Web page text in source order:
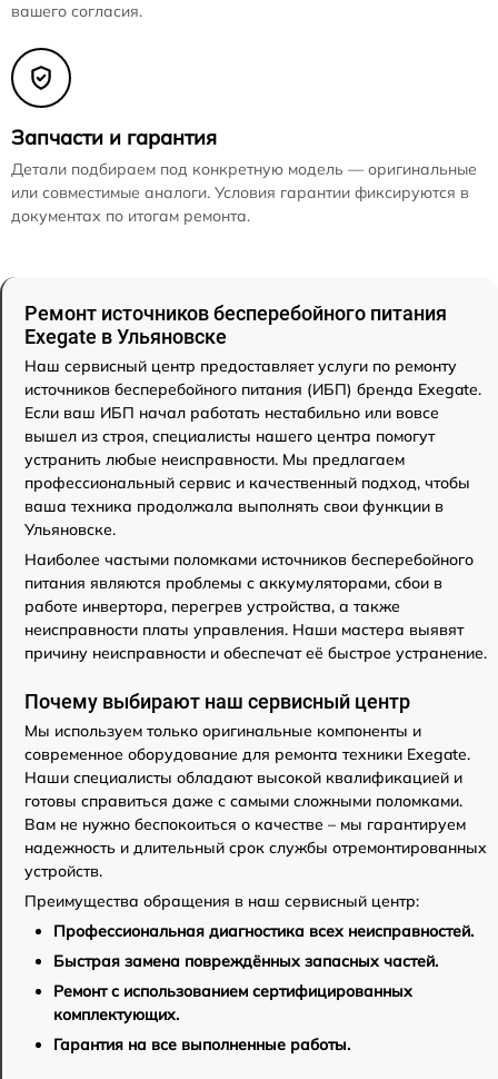
вашего согласия.
Запчасти и гарантия
Детали подбираем под конкретную модель — оригинальные
или совместимые аналоги. Условия гарантии фиксируются в
документах по итогам ремонта.
Ремонт источников бесперебойного питания
Exegate в Ульяновске
Наш сервисный центр предоставляет услуги по ремонту
источников бесперебойного питания (ИБП) бренда Exegate.
Если ваш ИБП начал работать нестабильно или вовсе
вышел из строя, специалисты нашего центра помогут
устранить любые неисправности. Мы предлагаем
профессиональный сервис и качественный подход, чтобы
ваша техника продолжала выполнять свои функции в
Ульяновске.
Наиболее частыми поломками источников бесперебойного
питания являются проблемы с аккумуляторами, сбои в
работе инвертора, перегрев устройства, а также
неисправности платы управления. Наши мастера выявят
причину неисправности и обеспечат её быстрое устранение.
Почему выбирают наш сервисный центр
Мы используем только оригинальные компоненты и
современное оборудование для ремонта техники Exegate.
Наши специалисты обладают высокой квалификацией и
готовы справиться даже с самыми сложными поломками.
Вам не нужно беспокоиться о качестве – мы гарантируем
надежность и длительный срок службы отремонтированных
устройств.
Преимущества обращения в наш сервисный центр:
Профессиональная диагностика всех неисправностей.
Быстрая замена повреждённых запасных частей.
Ремонт с использованием сертифицированных
комплектующих.
Гарантия на все выполненные работы.